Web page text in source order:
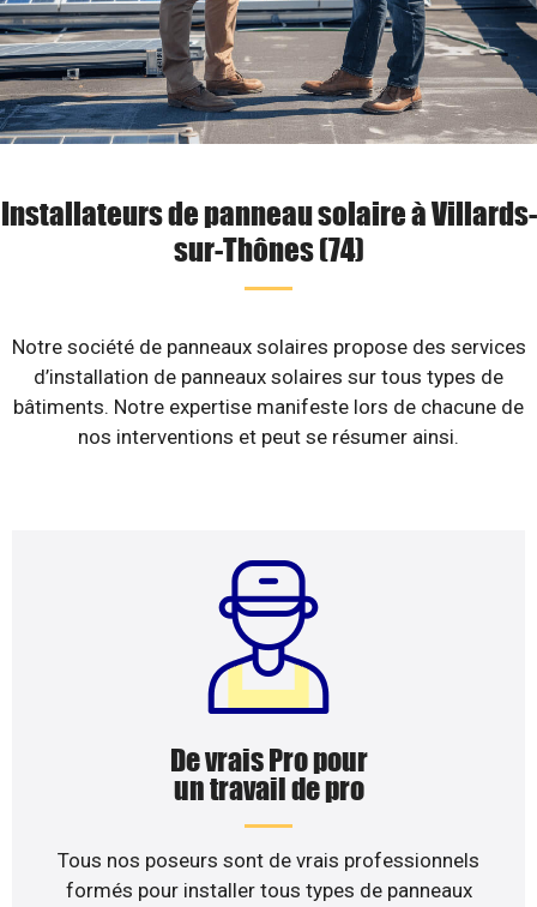
Installateurs de panneau solaire à Villards-
sur-Thônes (74)
Notre société de panneaux solaires propose des services
d’installation de panneaux solaires sur tous types de
bâtiments. Notre expertise manifeste lors de chacune de
nos interventions et peut se résumer ainsi.
De vrais Pro pour
un travail de pro
Tous nos poseurs sont de vrais professionnels
formés pour installer tous types de panneaux